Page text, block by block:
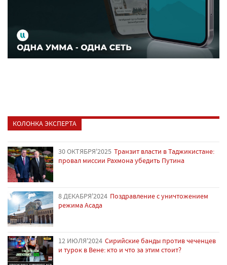
КОЛОНКА ЭКСПЕРТА
30 ОКТЯБРЯ'2025 Транзит власти в Таджикистане:
провал миссии Рахмона убедить Путина
8 ДЕКАБРЯ'2024 Поздравление с уничтожением
режима Асада
12 ИЮЛЯ'2024 Сирийские банды против чеченцев
и турок в Вене: кто и что за этим стоит?